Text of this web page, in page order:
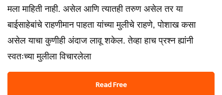
मला माहिती नाही. असेल आणि त्यातही तरुण असेल तर या
बाईसाहेबांचे राहणीमान पाहता यांच्या मुलीचे राहणे, पोशाख कसा
असेल याचा कुणीही अंदाज लावू शकेल. तेव्हा हाच प्रश्न ह्यांनी
स्वतःच्या मुलीला विचारलेला
Read Free